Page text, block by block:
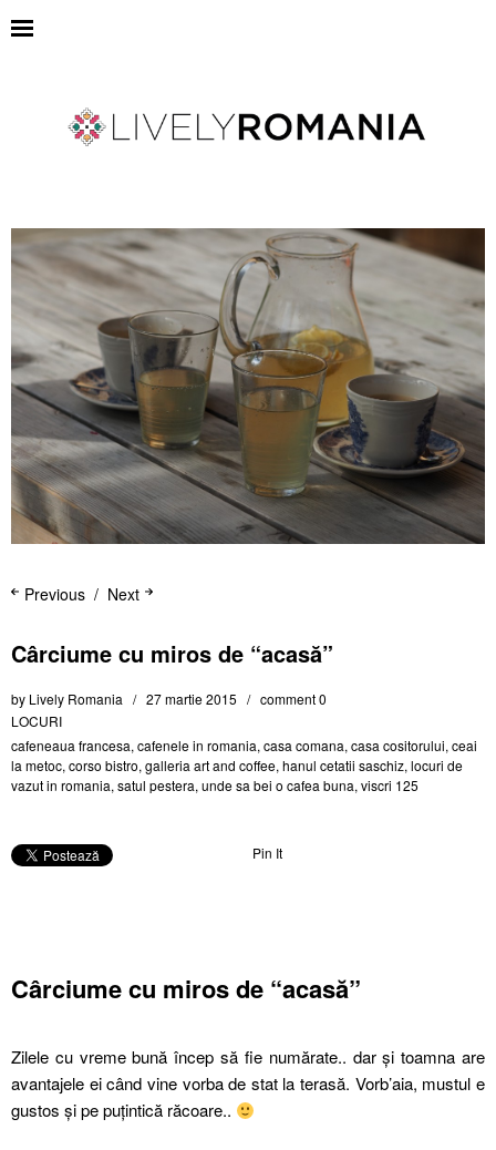
Next
Previous
Cârciume cu miros de “acasă”
by Lively Romania 27 martie 2015
comment 0
LOCURI
cafeneaua francesa, cafenele in romania, casa comana, casa cositorului, ceai
la metoc, corso bistro, galleria art and coffee, hanul cetatii saschiz, locuri de
vazut in romania, satul pestera, unde sa bei o cafea buna, viscri 125
Pin It
Cârciume cu miros de “acasă”
Zilele cu vreme bună încep să fie numărate.. dar și toamna are
avantajele ei când vine vorba de stat la terasă. Vorb’aia, mustul e
gustos și pe puțintică răcoare..